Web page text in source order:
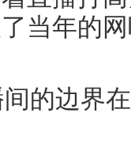
当年的
的边界